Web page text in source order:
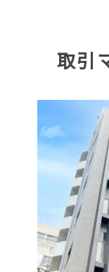
取引